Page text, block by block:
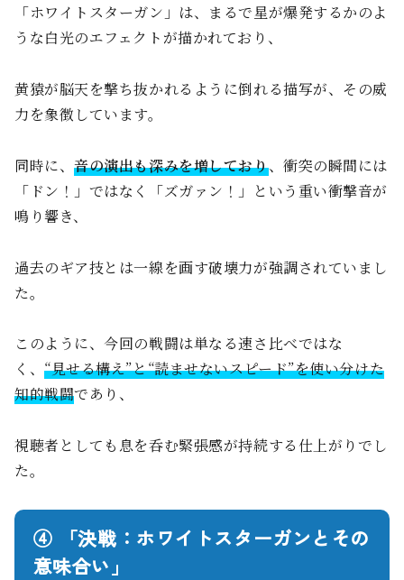
「ホワイトスターガン」は、まるで星が爆発するかのよ
うな白光のエフェクトが描かれており、
黄猿が脳天を撃ち抜かれるように倒れる描写が、その威
力を象徴しています。
同時に、音の演出も深みを増しており、衝突の瞬間には
「ドン！」ではなく「ズガァン！」という重い衝撃音が
鳴り響き、
過去のギア技とは一線を画す破壊力が強調されていまし
た。
このように、今回の戦闘は単なる速さ比べではな
く、“見せる構え”と“読ませないスピード”を使い分けた
知的戦闘であり、
視聴者としても息を呑む緊張感が持続する仕上がりでし
た。
④ 「決戦：ホワイトスターガンとその
意味合い」